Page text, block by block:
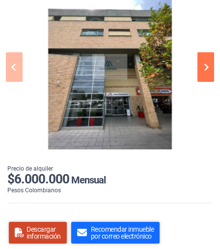
Precio de alquiler
$6.000.000 Mensual
Pesos Colombianos
Descargar
información
Recomendar inmueble
por correo electrónico